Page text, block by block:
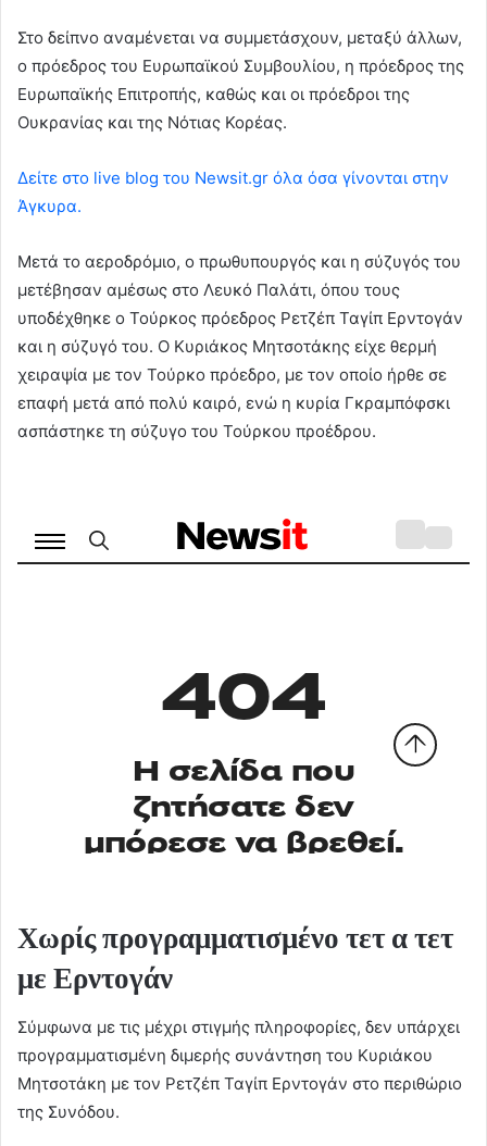
Στο δείπνο αναμένεται να συμμετάσχουν, μεταξύ άλλων,
ο πρόεδρος του Ευρωπαϊκού Συμβουλίου, η πρόεδρος της
Ευρωπαϊκής Επιτροπής, καθώς και οι πρόεδροι της
Ουκρανίας και της Νότιας Κορέας.
Δείτε στο live blog του Newsit.gr όλα όσα γίνονται στην
Άγκυρα.
Μετά το αεροδρόμιο, ο πρωθυπουργός και η σύζυγός του
μετέβησαν αμέσως στο Λευκό Παλάτι, όπου τους
υποδέχθηκε ο Τούρκος πρόεδρος Ρετζέπ Ταγίπ Ερντογάν
και η σύζυγό του. Ο Κυριάκος Μητσοτάκης είχε θερμή
χειραψία με τον Τούρκο πρόεδρο, με τον οποίο ήρθε σε
επαφή μετά από πολύ καιρό, ενώ η κυρία Γκραμπόφσκι
ασπάστηκε τη σύζυγο του Τούρκου προέδρου.
Χωρίς προγραμματισμένο τετ α τετ
με Ερντογάν
Σύμφωνα με τις μέχρι στιγμής πληροφορίες, δεν υπάρχει
προγραμματισμένη διμερής συνάντηση του Κυριάκου
Μητσοτάκη με τον Ρετζέπ Ταγίπ Ερντογάν στο περιθώριο
της Συνόδου.